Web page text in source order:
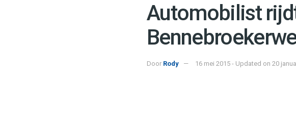
Automobilist
Door Rody 16 mei 2015 - Updated on 20